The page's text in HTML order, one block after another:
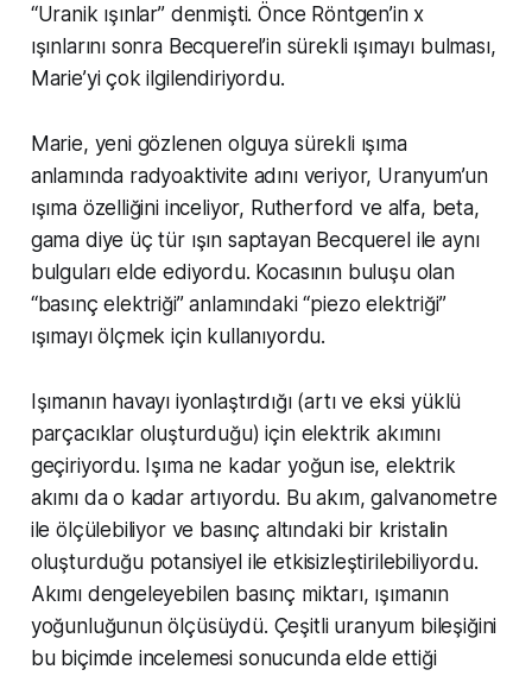
“Uranik ışınlar” denmişti. Önce Röntgen’in x
ışınlarını sonra Becquerel’in sürekli ışımayı bulması,
Marie’yi çok ilgilendiriyordu.
Marie, yeni gözlenen olguya sürekli ışıma
anlamında radyoaktivite adını veriyor, Uranyum’un
ışıma özelliğini inceliyor, Rutherford ve alfa, beta,
gama diye üç tür ışın saptayan Becquerel ile aynı
bulguları elde ediyordu. Kocasının buluşu olan
“basınç elektriği” anlamındaki “piezo elektriği”
ışımayı ölçmek için kullanıyordu.
Işımanın havayı iyonlaştırdığı (artı ve eksi yüklü
parçacıklar oluşturduğu) için elektrik akımını
geçiriyordu. Işıma ne kadar yoğun ise, elektrik
akımı da o kadar artıyordu. Bu akım, galvanometre
ile ölçülebiliyor ve basınç altındaki bir kristalin
oluşturduğu potansiyel ile etkisizleştirilebiliyordu.
Akımı dengeleyebilen basınç miktarı, ışımanın
yoğunluğunun ölçüsüydü. Çeşitli uranyum bileşiğini
bu biçimde incelemesi sonucunda elde ettiği